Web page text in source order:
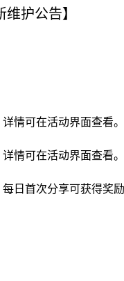
维护公告】
情可在活动界面查看。
情可在活动界面查看。
日首次分享可获得奖励